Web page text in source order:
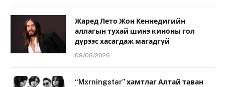
Жаред Лето Жон Кеннедигийн
аллагын тухай шинэ киноны гол
дүрээс хасагдаж магадгүй
09/08/2026
“Mxrningstar” хамтлаг Алтай таван